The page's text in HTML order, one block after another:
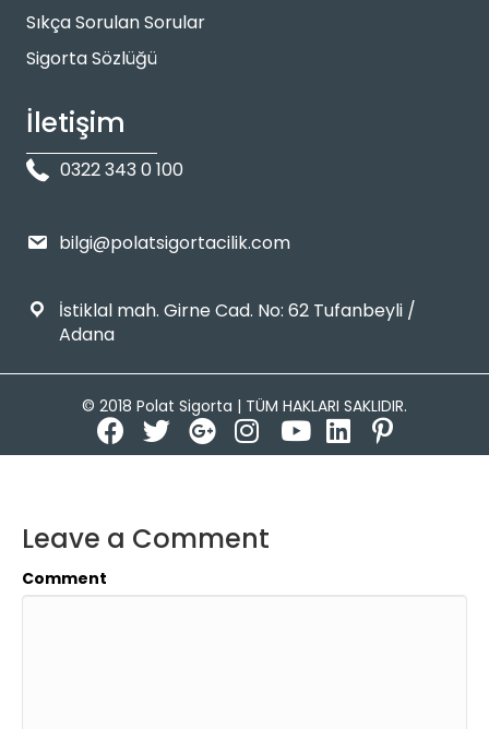
Sıkça Sorulan Sorular
Sigorta Sözlüğü
İletişim
0322 343 0 100
bilgi@polatsigortacilik.com
İstiklal mah. Girne Cad. No: 62 Tufanbeyli /
Adana
© 2018 Polat Sigorta | TÜM HAKLARI SAKLIDIR.
Leave a Comment
Comment